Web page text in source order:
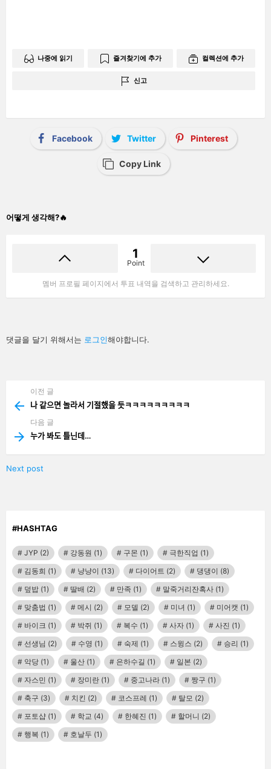
나중에 읽기 즐겨찾기에 추가 컬렉션에 추가
신고
Facebook Twitter Pinterest
Copy Link
어떻게 생각해?🔥
1
Point
멤버 프로필 페이지에서 투표 내역을 검색하고 관리하세요.
답
글
댓글을 달기 위해서는 로그인해야합니다.
more
이전 글
나 같으면 놀라서 기절했을 듯ㅋㅋㅋㅋㅋㅋㅋㅋㅋ
다음 글
누가 봐도 틀닌데…
Next post
#HASHTAG
JYP (2) 강동원 (1) 구몬 (1) 극한직업 (1)
김동희 (1) 냥냥이 (13) 다이어트 (2) 댕댕이 (8)
덮밥 (1) 딸배 (2) 만족 (1) 말죽거리잔혹사 (1)
맞춤법 (1) 메시 (2) 모델 (2) 미녀 (1) 미어캣 (1)
바이크 (1) 박쥐 (1) 복수 (1) 사자 (1) 사진 (1)
선생님 (2) 수영 (1) 숙제 (1) 스윙스 (2) 승리 (1)
악당 (1) 울산 (1) 은하수길 (1) 일본 (2)
자스민 (1) 장미란 (1) 중고나라 (1) 짱구 (1)
축구 (3) 치킨 (2) 코스프레 (1) 탈모 (2)
포토샵 (1) 학교 (4) 한혜진 (1) 할머니 (2)
행복 (1) 호날두 (1)